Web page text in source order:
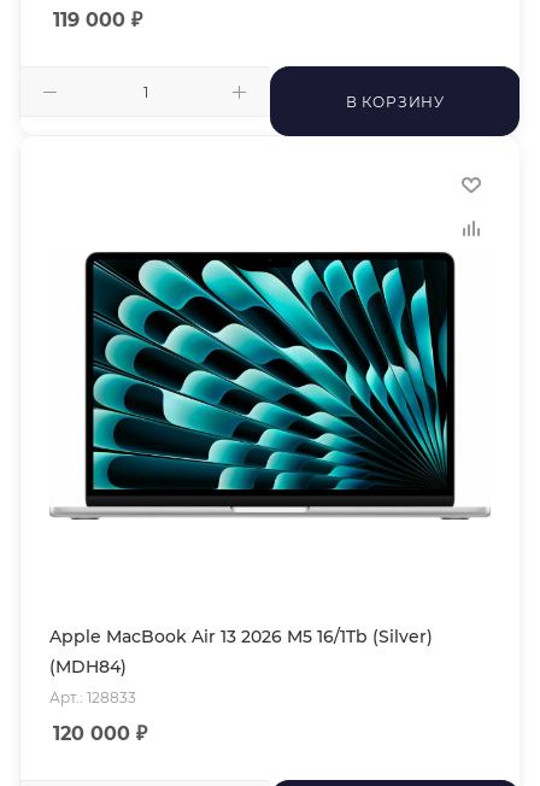
119 000 ₽
В КОРЗИНУ
Apple MacBook Air 13 2026 M5 16/1Tb (Silver)
(MDH84)
Арт.: 128833
120 000 ₽